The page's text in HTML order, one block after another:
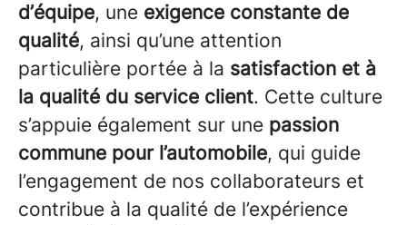
d’équipe, une exigence constante de
qualité, ainsi qu’une attention
particulière portée à la satisfaction et à
la qualité du service client. Cette culture
s’appuie également sur une passion
commune pour l’automobile, qui guide
l’engagement de nos collaborateurs et
contribue à la qualité de l’expérience